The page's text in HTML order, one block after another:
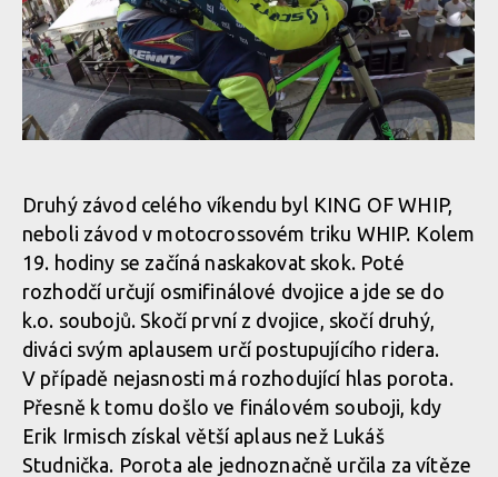
Report: Erik Irmisch ukořistil King of City Downhill
Report: Erik Irmisch ukořistil King of City Downhill
Report: Erik Irmisch ukořistil King of City Downhill
Druhý závod celého víkendu byl KING OF WHIP,
neboli závod v motocrossovém triku WHIP. Kolem
19. hodiny se začíná naskakovat skok. Poté
rozhodčí určují osmifinálové dvojice a jde se do
k.o. soubojů. Skočí první z dvojice, skočí druhý,
diváci svým aplausem určí postupujícího ridera.
V případě nejasnosti má rozhodující hlas porota.
Přesně k tomu došlo ve finálovém souboji, kdy
Erik Irmisch získal větší aplaus než Lukáš
Studnička. Porota ale jednoznačně určila za vítěze